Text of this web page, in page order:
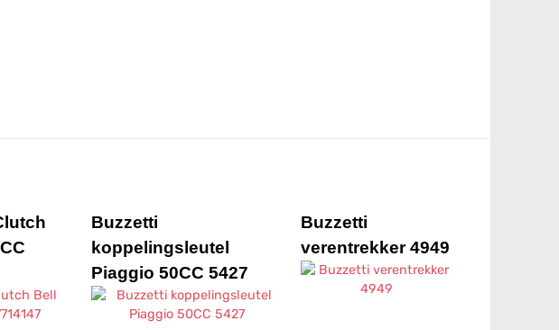
Buzzetti
koppelingsleutel
Piaggio 50CC 5427
Buzzetti
verentrekker 4949